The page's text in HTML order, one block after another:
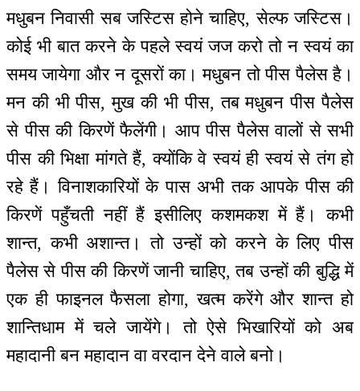
मधुबन निवासी सब जस्टिस होने चाहिए, सेल्फ जस्टिस।
कोई भी बात करने के पहले स्वयं जज करो तो न स्वयं का
समय जायेगा और न दूसरों का। मधुबन तो पीस पैलेस है।
मन की भी पीस, मुख की भी पीस, तब मधुबन पीस पैलेस
से पीस की किरणें फैलेंगी। आप पीस पैलेस वालों से सभी
पीस की भिक्षा मांगते हैं, क्योंकि वे स्वयं ही स्वयं से तंग हो
रहे हैं। विनाशकारियों के पास अभी तक आपके पीस की
किरणें पहुँचती नहीं हैं इसीलिए कशमकश में हैं। कभी
शान्त, कभी अशान्त। तो उन्हों को करने के लिए पीस
पैलेस से पीस की किरणें जानी चाहिए, तब उन्हों की बुद्धि में
एक ही फाइनल फैसला होगा, खत्म करेंगे और शान्त हो
शान्तिधाम में चले जायेंगे। तो ऐसे भिखारियों को अब
महादानी बन महादान वा वरदान देने वाले बनो।